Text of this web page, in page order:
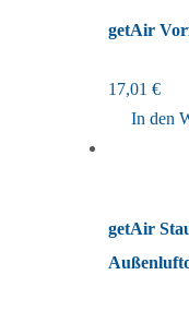
getAir
17,01€
In den
getAir